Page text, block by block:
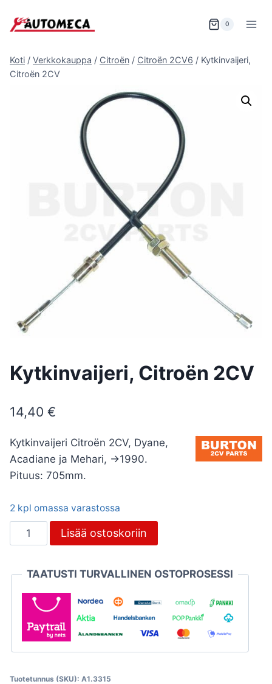
sisältöön
0
Koti / Verkkokauppa / Citroën / Citroën 2CV6 / Kytkinvaijeri,
Citroën 2CV
Kytkinvaijeri, Citroën 2CV
14,40 €
Kytkinvaijeri Citroën 2CV, Dyane,
Acadiane ja Mehari, ->1990.
Pituus: 705mm.
2 kpl omassa varastossa
Kytkinvaijeri,
Citroën
määrä
Lisää ostoskoriin
TAATUSTI TURVALLINEN OSTOPROSESSI
Tuotetunnus (SKU): A1.3315